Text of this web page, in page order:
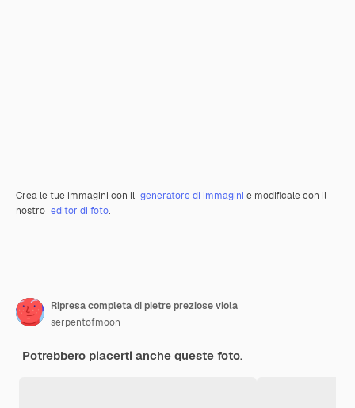
Crea le tue immagini con il generatore di immagini e modificale con il
nostro editor di foto.
Ripresa completa di pietre preziose viola
serpentofmoon
Potrebbero piacerti anche queste foto.